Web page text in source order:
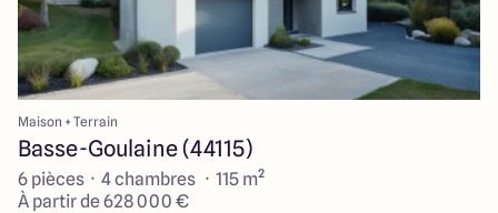
Maison + Terrain
Basse-Goulaine (44115)
6 pièces · 4 chambres · 115 m²
À partir de 628 000 €